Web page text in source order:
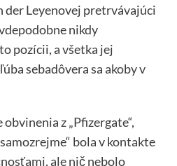
der Leyenovej pretrvávajúci
nikdy
pozícii, a všetka jej
sebadôvera sa akoby v
z „Pfizergate“,
bola v kontakte
ale nič nebolo